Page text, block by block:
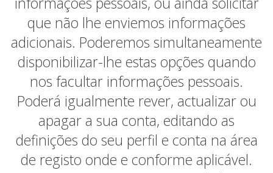
que não lhe enviemos informações
adicionais. Poderemos simultaneamente
disponibilizar-lhe estas opções quando
nos facultar informações pessoais.
Poderá igualmente rever, actualizar ou
apagar a sua conta, editando as
definições do seu perfil e conta na área
de registo onde e conforme aplicável.